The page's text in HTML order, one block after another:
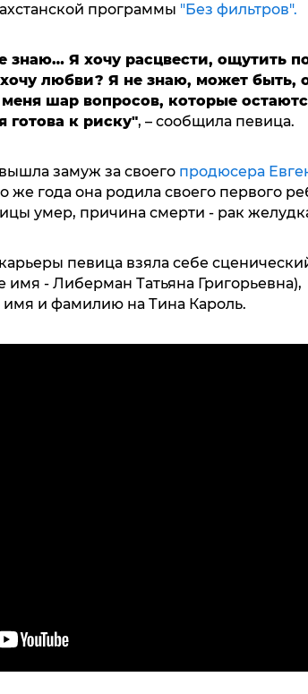
программы "Без фильтров".
знаю… Я хочу расцвести, ощутить
любви? Я не знаю, может быть,
шар вопросов, которые
готова к риску", – сообщила певица.
замуж за своего продюсера
же года она родила своего первого
умер, причина смерти - рак
певица взяла себе
имя - Либерман Татьяна Григорьевна),
и фамилию на Тина Кароль.